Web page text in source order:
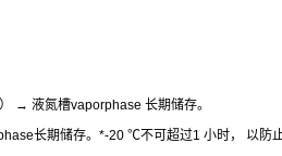
→ 液氮槽vaporphase 长期储存。
长期储存。 *-20 ℃不可超过1 小时，
以防